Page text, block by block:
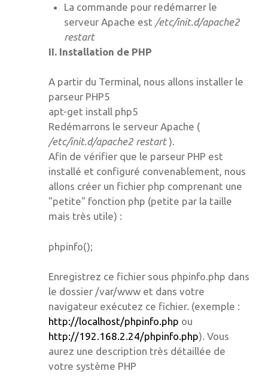
La commande pour redémarrer le
serveur Apache est /etc/init.d/apache2
restart
II. Installation de PHP
A partir du Terminal, nous allons installer le
parseur PHP5
apt-get install php5
Redémarrons le serveur Apache (
/etc/init.d/apache2 restart).
Afin de vérifier que le parseur PHP est
installé et configuré convenablement, nous
allons créer un fichier php comprenant une
"petite" fonction php (petite par la taille
mais très utile) :
phpinfo();
Enregistrez ce fichier sous phpinfo.php dans
le dossier /var/www et dans votre
navigateur exécutez ce fichier. (exemple :
http://localhost/phpinfo.php ou
http://192.168.2.24/phpinfo.php). Vous
aurez une description très détaillée de
votre système PHP